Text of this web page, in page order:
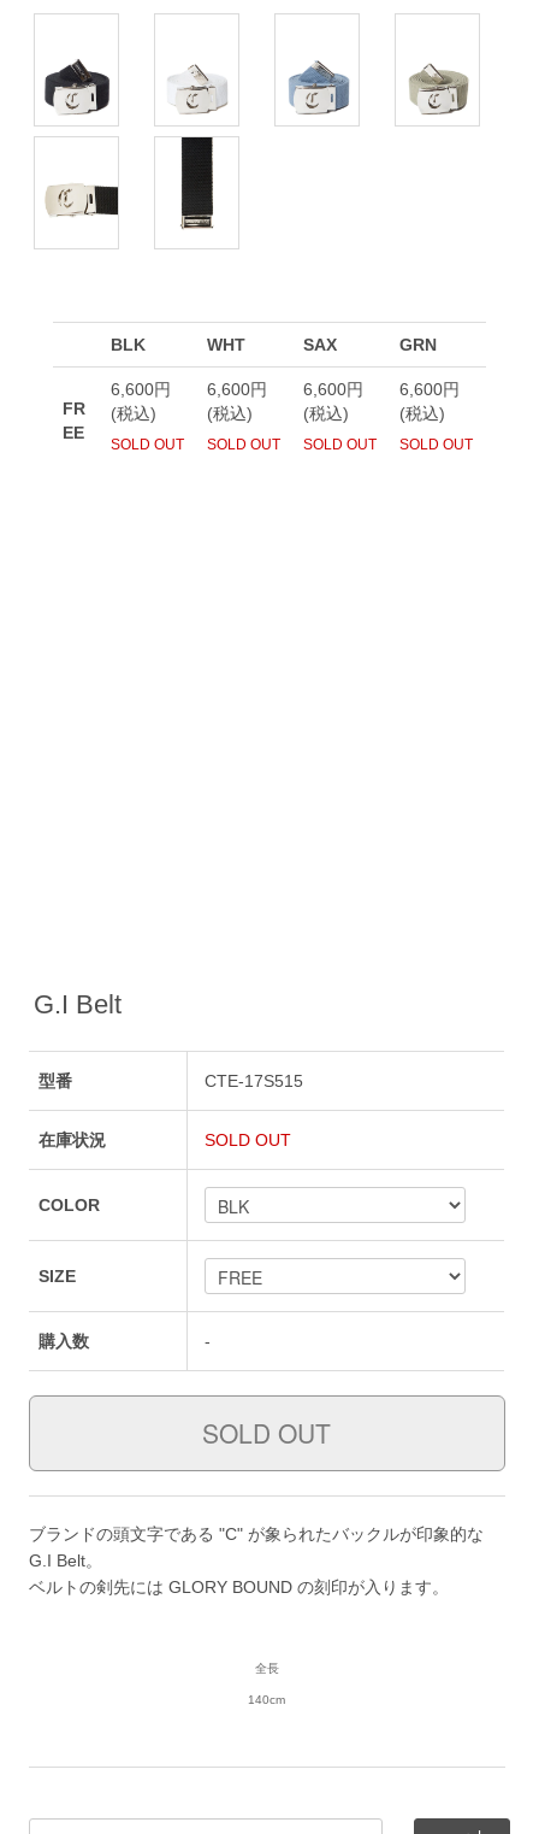
G.I Belt
型番 CTE-17S515
在庫状況 SOLD OUT
COLOR
SIZE
購入数 -
ブランドの頭文字である "C" が象られたバックルが印象的な
G.I Belt。
ベルトの剣先には GLORY BOUND の刻印が入ります。
全長
140cm